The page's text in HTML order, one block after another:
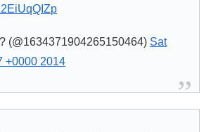
(@1634371904265150464) Sat
+0000 2014